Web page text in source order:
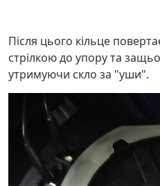
Після цього кільце
стрілкою до упору та
утримуючи скло за "уши".